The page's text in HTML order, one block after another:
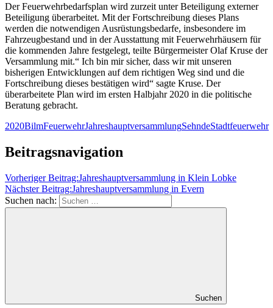
Der Feuerwehrbedarfsplan wird zurzeit unter Beteiligung externer
Beteiligung überarbeitet. Mit der Fortschreibung dieses Plans
werden die notwendigen Ausrüstungsbedarfe, insbesondere im
Fahrzeugbestand und in der Ausstattung mit Feuerwehrhäusern für
die kommenden Jahre festgelegt, teilte Bürgermeister Olaf Kruse der
Versammlung mit.“ Ich bin mir sicher, dass wir mit unseren
bisherigen Entwicklungen auf dem richtigen Weg sind und die
Fortschreibung dieses bestätigen wird“ sagte Kruse. Der
überarbeitete Plan wird im ersten Halbjahr 2020 in die politische
Beratung gebracht.
2020BilmFeuerwehrJahreshauptversammlungSehndeStadtfeuerwehr
Beitragsnavigation
Vorheriger Beitrag:Jahreshauptversammlung in Klein Lobke
Nächster Beitrag:Jahreshauptversammlung in Evern
Suchen nach:
Suchen